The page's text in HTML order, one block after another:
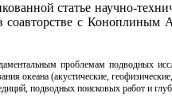
статье научно-
в соавторстве с
проблемам подводных
океана (акустические,
подводных поисковых работ и